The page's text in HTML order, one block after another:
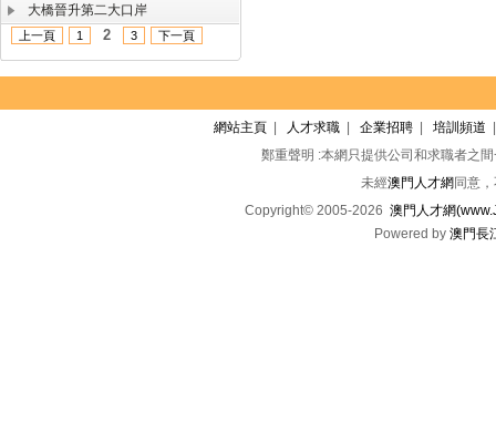
大橋晉升第二大口岸
上一頁 1 2 3 下一頁
網站主頁 人才求職 企業招聘 培訓頻道
鄭重聲明 :本網只提供公司和求職者之
未經澳門人才網 同意
Copyright© 2005-2026 澳門人才網
Powered by 澳門長